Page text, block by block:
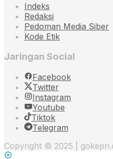
Indeks
Redaksi
Pedoman Media Siber
Kode Etik
Jaringan Social
Facebook
Twitter
Instagram
Youtube
Tiktok
Telegram
Copyright © 2025 |